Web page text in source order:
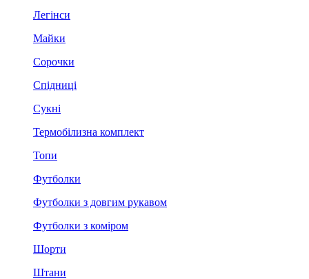
Легінси
Майки
Сорочки
Спідниці
Сукні
Термобілизна комплект
Топи
Футболки
Футболки з довгим рукавом
Футболки з коміром
Шорти
Штани